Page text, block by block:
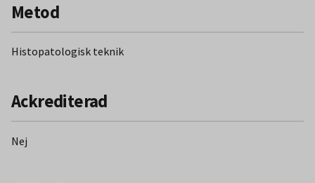
Metod
Histopatologisk teknik
Ackrediterad
Nej